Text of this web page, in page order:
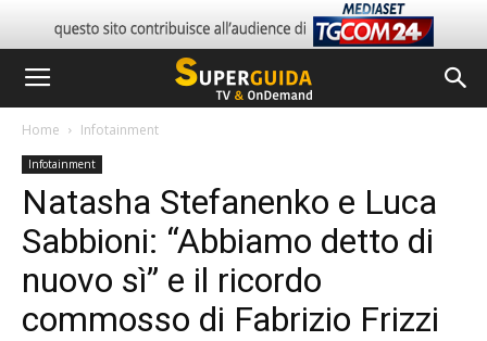
Home Infotainment
Infotainment
Natasha Stefanenko e Luca
Sabbioni: “Abbiamo detto di
nuovo sì” e il ricordo
commosso di Fabrizio Frizzi